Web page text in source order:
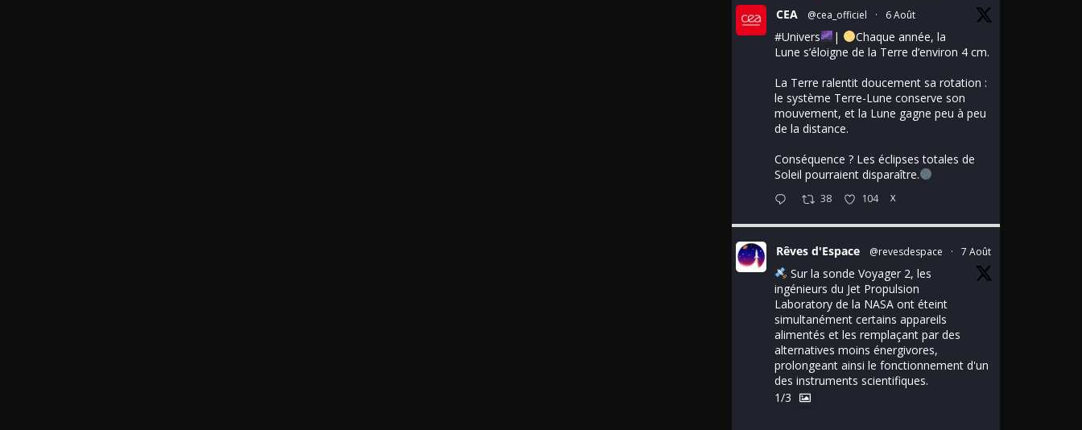
CEA @cea_officiel · 6 Août
#Univers |
Chaque année, la
Lune s’éloigne de la Terre d’environ 4 cm.
La Terre ralentit doucement sa rotation :
le système Terre-Lune conserve son
mouvement, et la Lune gagne peu à peu
de la distance.
Conséquence ? Les éclipses totales de
Soleil pourraient disparaître.
38 104 X
Rêves d'Espace @revesdespace · 7 Août
Sur la sonde Voyager 2, les
ingénieurs du Jet Propulsion
Laboratory de la NASA ont éteint
simultanément certains appareils
alimentés et les remplaçant par des
alternatives moins énergivores,
prolongeant ainsi le fonctionnement d'un
des instruments scientifiques.
1/3